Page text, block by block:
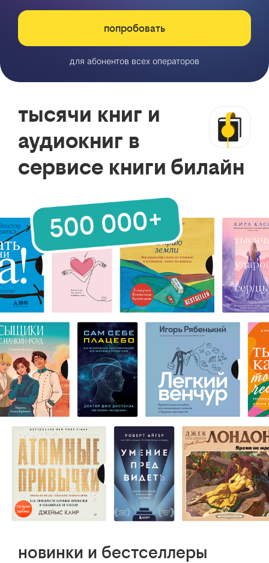
попробовать
для абонентов всех операторов
тысячи книг и
аудиокниг в
сервисе книги билайн
новинки и бестселлеры